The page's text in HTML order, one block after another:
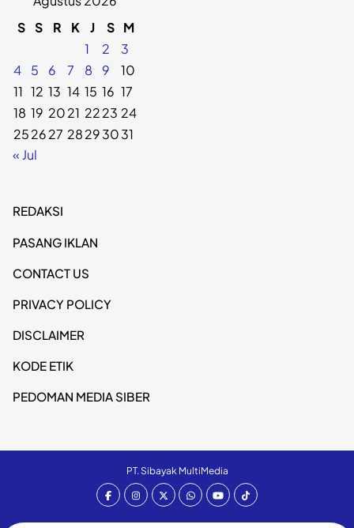
S S R K J S M
1
2
3
4
5 6 7 8 9
10
11 12 13 14 15 16 17
18 19 2021 2223 24
252627 28293031
« Jul
REDAKSI
PASANG IKLAN
CONTACT US
PRIVACY POLICY
DISCLAIMER
KODE ETIK
PEDOMAN MEDIA SIBER
PT. Sibayak MultiMedia